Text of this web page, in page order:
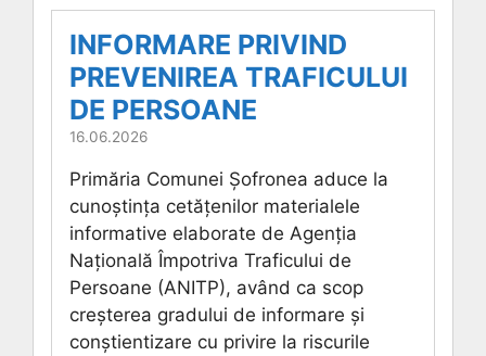
INFORMARE PRIVIND
PREVENIREA TRAFICULUI
DE PERSOANE
16.06.2026
Primăria Comunei Șofronea aduce la
cunoștința cetățenilor materialele
informative elaborate de Agenția
Națională Împotriva Traficului de
Persoane (ANITP), având ca scop
creșterea gradului de informare și
conștientizare cu privire la riscurile